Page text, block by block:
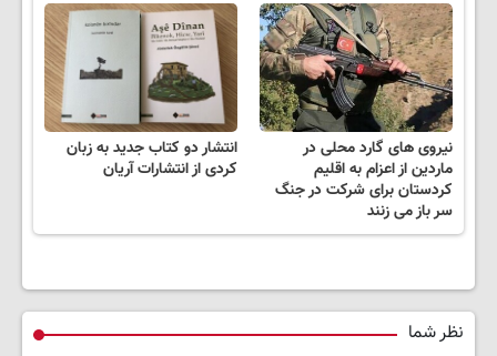
نیروی های گارد محلی در
ماردین از اعزام به اقلیم
کردستان برای شرکت در جنگ
سر باز می زنند
انتشار دو کتاب جدید به زبان
کردی از انتشارات آریان
نظر شما